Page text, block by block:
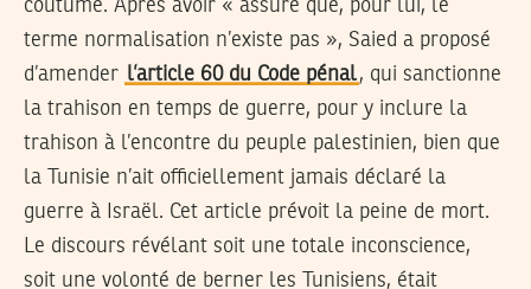
coutume. Après avoir « assuré que, pour lui, le
terme normalisation n’existe pas », Saied a proposé
d’amender l’article 60 du Code pénal, qui sanctionne
la trahison en temps de guerre, pour y inclure la
trahison à l’encontre du peuple palestinien, bien que
la Tunisie n’ait officiellement jamais déclaré la
guerre à Israël. Cet article prévoit la peine de mort.
Le discours révélant soit une totale inconscience,
soit une volonté de berner les Tunisiens, était